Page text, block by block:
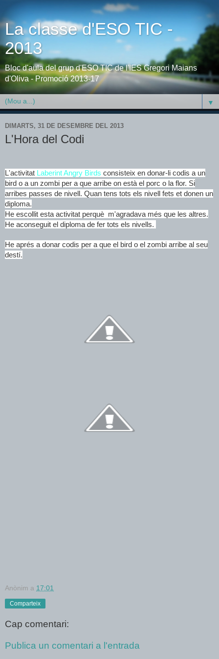
La classe d'ESO TIC -
2013
Bloc d'aula del grup d'ESO TIC de l'IES Gregori Maians
d'Oliva - Promoció 2013-17
▼
DIMARTS, 31 DE DESEMBRE DEL 2013
L'Hora del Codi
L'activitat Laberint Angry Birds consisteix en donar-li codis a un
bird o a un zombi per a que arribe on està el porc o la flor. Si
arribes passes de nivell. Quan tens tots els nivell fets et donen un
diploma.
He escollit esta activitat perquè m'agradava més que les altres.
He aconseguit el diploma de fer tots els nivells.
He aprés a donar codis per a que el bird o el zombi arribe al seu
destí.
Anònim a 17:01
Comparteix
Cap comentari:
Publica un comentari a l'entrada